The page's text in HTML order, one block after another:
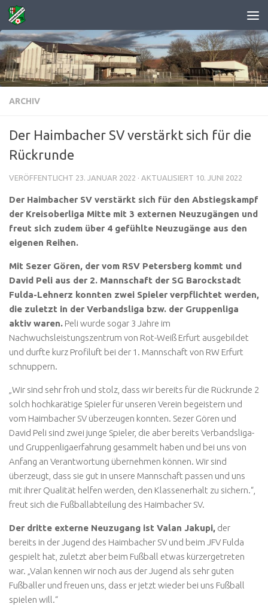
Zum Inhalt springen
ARCHIV
Der Haimbacher SV verstärkt sich für die
Rückrunde
VERÖFFENTLICHT 23. JANUAR 2022 · AKTUALISIERT 10. JUNI 2022
Der Haimbacher SV verstärkt sich für den Abstiegskampf
der Kreisoberliga Mitte mit 3 externen Neuzugängen und
freut sich zudem über 4 gefühlte Neuzugänge aus den
eigenen Reihen.
Mit Sezer Gören, der vom RSV Petersberg kommt und
David Peli aus der 2. Mannschaft der SG Barockstadt
Fulda-Lehnerz konnten zwei Spieler verpflichtet werden,
die zuletzt in der Verbandsliga bzw. der Gruppenliga
aktiv waren. Peli wurde sogar 3 Jahre im
Nachwuchsleistungszentrum von Rot-Weiß Erfurt ausgebildet
und durfte kurz Profiluft bei der 1. Mannschaft von RW Erfurt
schnuppern.
„Wir sind sehr froh und stolz, dass wir bereits für die Rückrunde 2
solch hochkarätige Spieler für unseren Verein begeistern und
vom Haimbacher SV überzeugen konnten. Sezer Gören und
David Peli sind zwei junge Spieler, die aber bereits Verbandsliga-
und Gruppenligaerfahrung gesammelt haben und bei uns von
Anfang an Verantwortung übernehmen können. Wir sind
überzeugt, dass sie gut in unsere Mannschaft passen und uns
mit ihrer Qualität helfen werden, den Klassenerhalt zu sichern.“,
freut sich die Fußballabteilung des Haimbacher SV.
Der dritte externe Neuzugang ist Valan Jakupi, der
bereits in der Jugend des Haimbacher SV und beim JFV Fulda
gespielt hat, zuletzt aber beim Fußball etwas kürzergetreten
war. „Valan kennen wir noch aus der Jugend als sehr guten
Fußballer und freuen uns, dass er jetzt wieder bei uns Fußball
spielen will.“